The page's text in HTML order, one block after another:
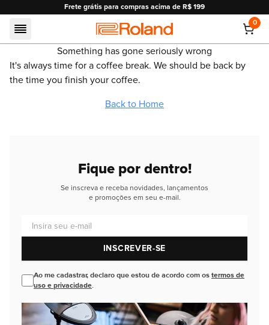
Frete grátis para compras acima de R$ 199
Roland
0
Something has gone seriously wrong
It's always time for a coffee break. We should be back by
the time you finish your coffee.
Back to Home
Fique por dentro!
Se inscreva e receba novidades, lançamentos
e promoções em seu e-mail.
INSCREVER-SE
Ao me cadastrar, declaro que estou de acordo com os termos de
uso e privacidade.